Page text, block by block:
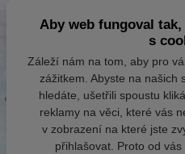
Aby web fungoval
s
Záleží nám na tom, aby pro
zážitkem. Abyste na našich
hledáte, ušetřili spoustu
reklamy na věci, které vás
v zobrazení na které jste
přihlašovat. Proto od